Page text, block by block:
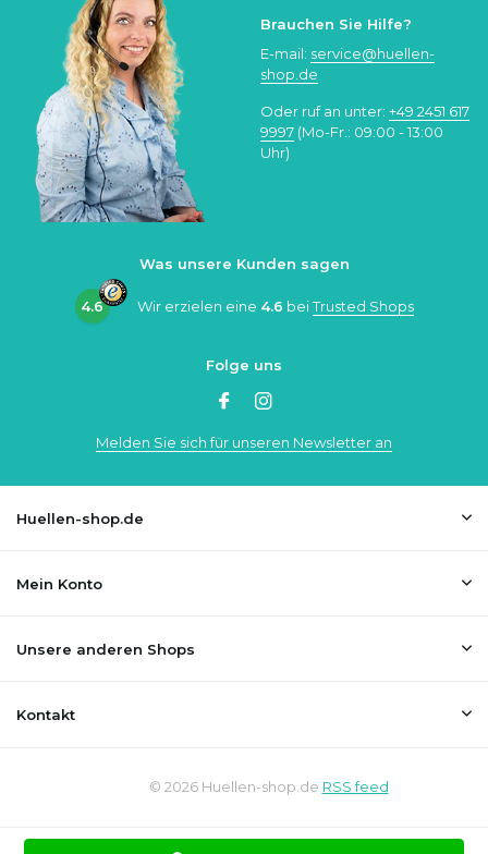
Brauchen Sie Hilfe?
E-mail: service@huellen-
shop.de
Oder ruf an unter: +49 2451 617
9997 (Mo-Fr.: 09:00 - 13:00
Uhr)
Was unsere Kunden sagen
4.6 Wir erzielen eine 4.6 beiTrusted Shops
Folge uns
Melden Sie sich für unseren Newsletter an
Huellen-shop.de
Mein Konto
Unsere anderen Shops
Kontakt
© 2026 Huellen-shop.de RSS feed